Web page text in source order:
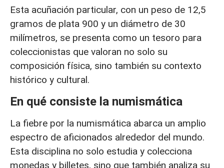
Esta acuñación particular, con un peso de 12,5
gramos de plata 900 y un diámetro de 30
milímetros, se presenta como un tesoro para
coleccionistas que valoran no solo su
composición física, sino también su contexto
histórico y cultural.
En qué consiste la numismática
La fiebre por la numismática abarca un amplio
espectro de aficionados alrededor del mundo.
Esta disciplina no solo estudia y colecciona
monedas y billetes, sino que también analiza su